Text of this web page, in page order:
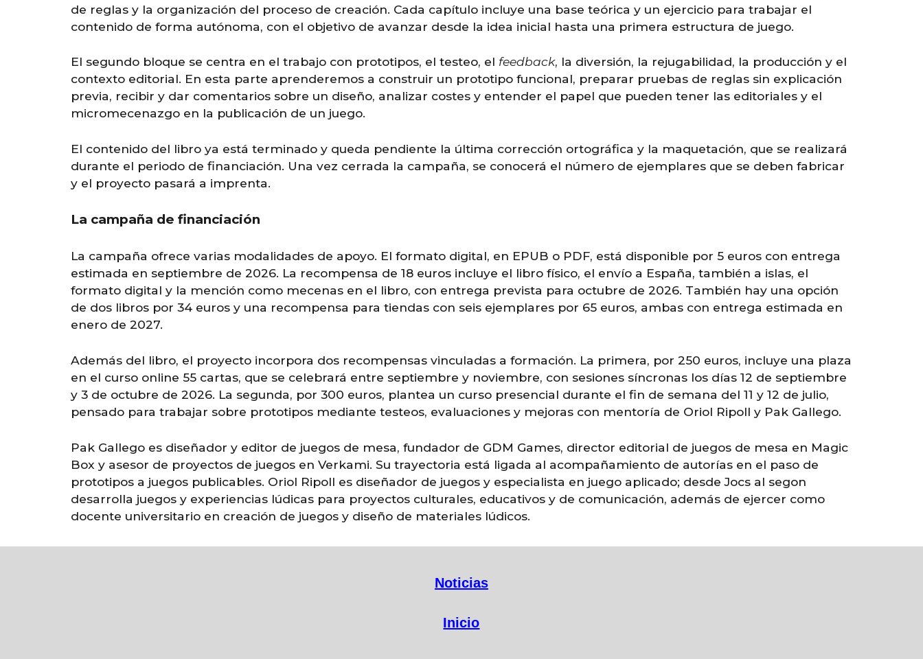
de reglas y la organización del proceso de creación. Cada capítulo incluye una base teórica y un ejercicio para trabajar el
contenido de forma autónoma, con el objetivo de avanzar desde la idea inicial hasta una primera estructura de juego.
El segundo bloque se centra en el trabajo con prototipos, el testeo, el feedback, la diversión, la rejugabilidad, la producción y el
contexto editorial. En esta parte aprenderemos a construir un prototipo funcional, preparar pruebas de reglas sin explicación
previa, recibir y dar comentarios sobre un diseño, analizar costes y entender el papel que pueden tener las editoriales y el
micromecenazgo en la publicación de un juego.
El contenido del libro ya está terminado y queda pendiente la última corrección ortográfica y la maquetación, que se realizará
durante el periodo de financiación. Una vez cerrada la campaña, se conocerá el número de ejemplares que se deben fabricar
y el proyecto pasará a imprenta.
La campaña de financiación
La campaña ofrece varias modalidades de apoyo. El formato digital, en EPUB o PDF, está disponible por 5 euros con entrega
estimada en septiembre de 2026. La recompensa de 18 euros incluye el libro físico, el envío a España, también a islas, el
formato digital y la mención como mecenas en el libro, con entrega prevista para octubre de 2026. También hay una opción
de dos libros por 34 euros y una recompensa para tiendas con seis ejemplares por 65 euros, ambas con entrega estimada en
enero de 2027.
Además del libro, el proyecto incorpora dos recompensas vinculadas a formación. La primera, por 250 euros, incluye una plaza
en el curso online 55 cartas, que se celebrará entre septiembre y noviembre, con sesiones síncronas los días 12 de septiembre
y 3 de octubre de 2026. La segunda, por 300 euros, plantea un curso presencial durante el fin de semana del 11 y 12 de julio,
pensado para trabajar sobre prototipos mediante testeos, evaluaciones y mejoras con mentoría de Oriol Ripoll y Pak Gallego.
Pak Gallego es diseñador y editor de juegos de mesa, fundador de GDM Games, director editorial de juegos de mesa en Magic
Box y asesor de proyectos de juegos en Verkami. Su trayectoria está ligada al acompañamiento de autorías en el paso de
prototipos a juegos publicables. Oriol Ripoll es diseñador de juegos y especialista en juego aplicado; desde Jocs al segon
desarrolla juegos y experiencias lúdicas para proyectos culturales, educativos y de comunicación, además de ejercer como
docente universitario en creación de juegos y diseño de materiales lúdicos.
Noticias
Inicio